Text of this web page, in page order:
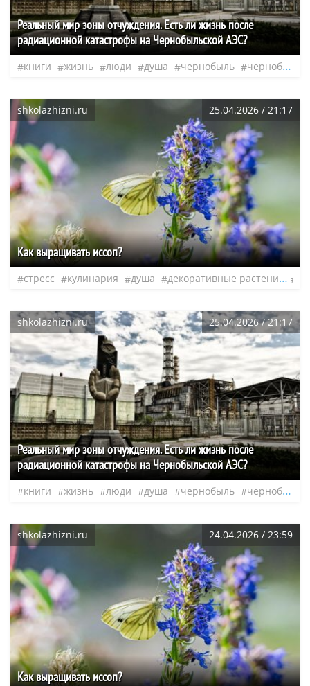
Реальный мир зоны отчуждения. Есть ли жизнь после
радиационной катастрофы на Чернобыльской АЭС?
книги жизнь люди душа чернобыль чернобыльская авария
shkolazhizni.ru 25.04.2026 / 21:17
Как выращивать иссоп?
стресс кулинария душа декоративные растения
shkolazhizni.ru 25.04.2026 / 21:17
Реальный мир зоны отчуждения. Есть ли жизнь после
радиационной катастрофы на Чернобыльской АЭС?
книги жизнь люди душа чернобыль чернобыльская авария
shkolazhizni.ru 24.04.2026 / 23:59
Как выращивать иссоп?